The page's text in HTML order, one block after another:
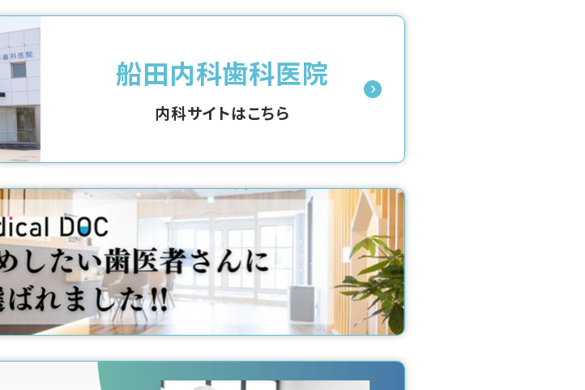
船田内科歯科医院
内科サイトはこちら